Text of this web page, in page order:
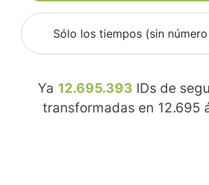
Sólo los tiempos (sin
Ya 12.695.393 IDs de
transformadas en 12.695